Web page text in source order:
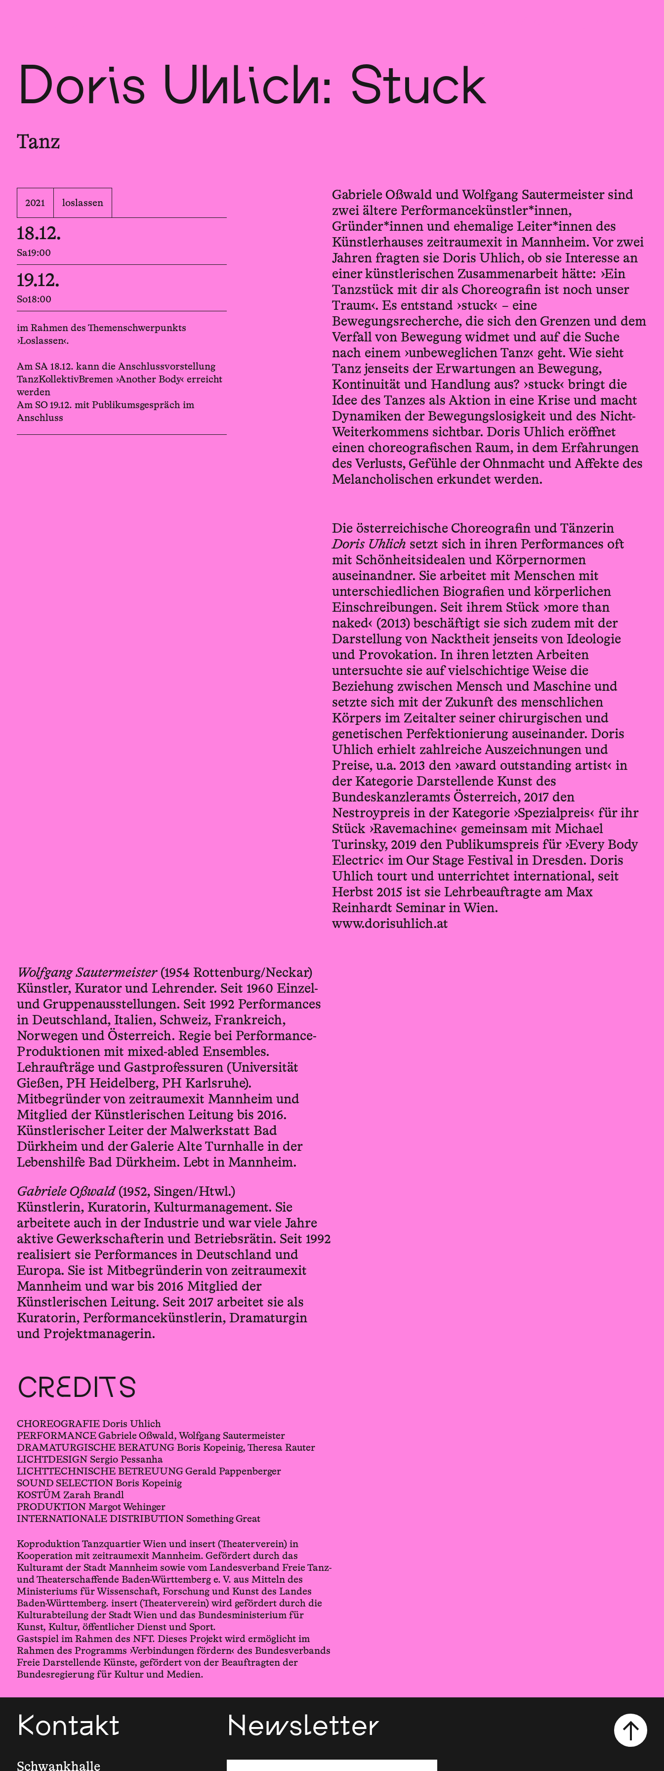
Doris Uhlich: Stuck
Tanz
2021 loslassen
18.12.
Sa19:00
19.12.
So18:00
im Rahmen des Themenschwerpunkts
›Loslassen‹.
Am SA 18.12. kann die Anschlussvorstellung
TanzKollektivBremen ›Another Body‹ erreicht
werden
Am SO 19.12. mit Publikumsgespräch im
Anschluss
Gabriele Oßwald und Wolfgang Sautermeister sind
zwei ältere Performancekünstler*innen,
Gründer*innen und ehemalige Leiter*innen des
Künstlerhauses zeitraumexit in Mannheim. Vor zwei
Jahren fragten sie Doris Uhlich, ob sie Interesse an
einer künstlerischen Zusammenarbeit hätte: ›Ein
Tanzstück mit dir als Choreografin ist noch unser
Traum‹. Es entstand ›stuck‹ – eine
Bewegungsrecherche, die sich den Grenzen und dem
Verfall von Bewegung widmet und auf die Suche
nach einem ›unbeweglichen Tanz‹ geht. Wie sieht
Tanz jenseits der Erwartungen an Bewegung,
Kontinuität und Handlung aus? ›stuck‹ bringt die
Idee des Tanzes als Aktion in eine Krise und macht
Dynamiken der Bewegungslosigkeit und des Nicht-
Weiterkommens sichtbar. Doris Uhlich eröffnet
einen choreografischen Raum, in dem Erfahrungen
des Verlusts, Gefühle der Ohnmacht und Affekte des
Melancholischen erkundet werden.
Die österreichische Choreografin und Tänzerin
Doris Uhlich setzt sich in ihren Performances oft
mit Schönheitsidealen und Körpernormen
auseinandner. Sie arbeitet mit Menschen mit
unterschiedlichen Biografien und körperlichen
Einschreibungen. Seit ihrem Stück ›more than
naked‹ (2013) beschäftigt sie sich zudem mit der
Darstellung von Nacktheit jenseits von Ideologie
und Provokation. In ihren letzten Arbeiten
untersuchte sie auf vielschichtige Weise die
Beziehung zwischen Mensch und Maschine und
setzte sich mit der Zukunft des menschlichen
Körpers im Zeitalter seiner chirurgischen und
genetischen Perfektionierung auseinander. Doris
Uhlich erhielt zahlreiche Auszeichnungen und
Preise, u.a. 2013 den ›award outstanding artist‹ in
der Kategorie Darstellende Kunst des
Bundeskanzleramts Österreich, 2017 den
Nestroypreis in der Kategorie ›Spezialpreis‹ für ihr
Stück ›Ravemachine‹ gemeinsam mit Michael
Turinsky, 2019 den Publikumspreis für ›Every Body
Electric‹ im Our Stage Festival in Dresden. Doris
Uhlich tourt und unterrichtet international, seit
Herbst 2015 ist sie Lehrbeauftragte am Max
Reinhardt Seminar in Wien.
www.dorisuhlich.at
Wolfgang Sautermeister(1954 Rottenburg/Neckar)
Künstler, Kurator und Lehrender. Seit 1960 Einzel-
und Gruppenausstellungen. Seit 1992 Performances
in Deutschland, Italien, Schweiz, Frankreich,
Norwegen und Österreich. Regie bei Performance-
Produktionen mit mixed-abled Ensembles.
Lehraufträge und Gastprofessuren (Universität
Gießen, PH Heidelberg, PH Karlsruhe).
Mitbegründer von zeitraumexit Mannheim und
Mitglied der Künstlerischen Leitung bis 2016.
Künstlerischer Leiter der Malwerkstatt Bad
Dürkheim und der Galerie Alte Turnhalle in der
Lebenshilfe Bad Dürkheim. Lebt in Mannheim.
Gabriele Oßwald(1952, Singen/Htwl.)
Künstlerin, Kuratorin, Kulturmanagement. Sie
arbeitete auch in der Industrie und war viele Jahre
aktive Gewerkschafterin und Betriebsrätin. Seit 1992
realisiert sie Performances in Deutschland und
Europa. Sie ist Mitbegründerin von zeitraumexit
Mannheim und war bis 2016 Mitglied der
Künstlerischen Leitung. Seit 2017 arbeitet sie als
Kuratorin, Performancekünstlerin, Dramaturgin
und Projektmanagerin.
CREDITS
CHOREOGRAFIE Doris Uhlich
PERFORMANCE Gabriele Oßwald, Wolfgang Sautermeister
DRAMATURGISCHE BERATUNG Boris Kopeinig, Theresa Rauter
LICHTDESIGN Sergio Pessanha
LICHTTECHNISCHE BETREUUNG Gerald Pappenberger
SOUND SELECTION Boris Kopeinig
KOSTÜM Zarah Brandl
PRODUKTION Margot Wehinger
INTERNATIONALE DISTRIBUTION Something Great
Koproduktion Tanzquartier Wien und insert (Theaterverein) in
Kooperation mit zeitraumexit Mannheim. Gefördert durch das
Kulturamt der Stadt Mannheim sowie vom Landesverband Freie Tanz-
und Theaterschaffende Baden-Württemberg e. V. aus Mitteln des
Ministeriums für Wissenschaft, Forschung und Kunst des Landes
Baden-Württemberg. insert (Theaterverein) wird gefördert durch die
Kulturabteilung der Stadt Wien und das Bundesministerium für
Kunst, Kultur, öffentlicher Dienst und Sport.
Gastspiel im Rahmen des NFT. Dieses Projekt wird ermöglicht im
Rahmen des Programms ›Verbindungen fördern‹ des Bundesverbands
Freie Darstellende Künste, gefördert von der Beauftragten der
Bundesregierung für Kultur und Medien.
Kontakt
Schwankhalle
Newsletter